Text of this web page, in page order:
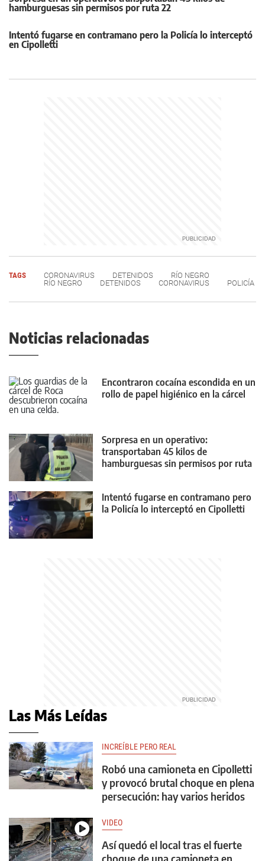
hamburguesas sin permisos por ruta 22
Intentó fugarse en contramano pero la Policía lo interceptó
en Cipolletti
TAGS CORONAVIRUS DETENIDOS
RÍO NEGRO
RÍO NEGRO
DETENIDOS CORONAVIRUS POLICÍA
Noticias relacionadas
Encontraron cocaína escondida en un
rollo de papel higiénico en la cárcel
Sorpresa en un operativo:
transportaban 45 kilos de
hamburguesas sin permisos por ruta
Intentó fugarse en contramano pero
la Policía lo interceptó en Cipolletti
Las Más Leídas
INCREÍBLE PERO REAL
Robó una camioneta en Cipolletti
y provocó brutal choque en plena
persecución: hay varios heridos
VIDEO
Así quedó el local tras el fuerte
choque de una camioneta en